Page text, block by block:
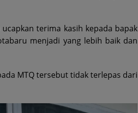
terima kasih kepada bapak
menjadi yang lebih baik dan
MTQ tersebut tidak terlepas dari